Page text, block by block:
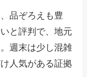
品ぞろえも豊
と評判で、地元
週末は少し混雑
人気がある証拠